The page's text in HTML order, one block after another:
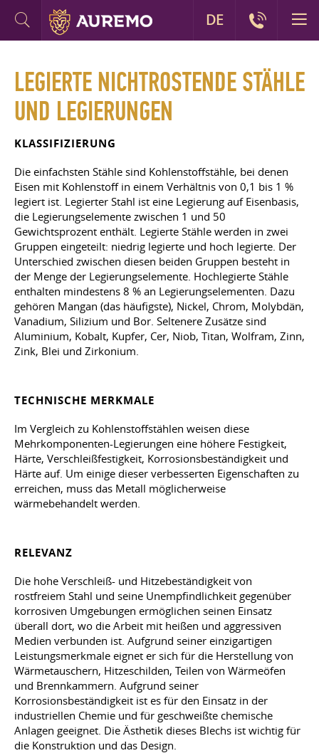
LEGIERTE NICHTROSTENDE STÄHLE
UND LEGIERUNGEN
KLASSIFIZIERUNG
Die einfachsten Stähle sind Kohlenstoffstähle, bei denen
Eisen mit Kohlenstoff in einem Verhältnis von 0,1 bis 1 %
legiert ist. Legierter Stahl ist eine Legierung auf Eisenbasis,
die Legierungselemente zwischen 1 und 50
Gewichtsprozent enthält. Legierte Stähle werden in zwei
Gruppen eingeteilt: niedrig legierte und hoch legierte. Der
Unterschied zwischen diesen beiden Gruppen besteht in
der Menge der Legierungselemente. Hochlegierte Stähle
enthalten mindestens 8 % an Legierungselementen. Dazu
gehören Mangan (das häufigste), Nickel, Chrom, Molybdän,
Vanadium, Silizium und Bor. Seltenere Zusätze sind
Aluminium, Kobalt, Kupfer, Cer, Niob, Titan, Wolfram, Zinn,
Zink, Blei und Zirkonium.
TECHNISCHE MERKMALE
Im Vergleich zu Kohlenstoffstählen weisen diese
Mehrkomponenten-Legierungen eine höhere Festigkeit,
Härte, Verschleißfestigkeit, Korrosionsbeständigkeit und
Härte auf. Um einige dieser verbesserten Eigenschaften zu
erreichen, muss das Metall möglicherweise
wärmebehandelt werden.
RELEVANZ
Die hohe Verschleiß- und Hitzebeständigkeit von
rostfreiem Stahl und seine Unempfindlichkeit gegenüber
korrosiven Umgebungen ermöglichen seinen Einsatz
überall dort, wo die Arbeit mit heißen und aggressiven
Medien verbunden ist. Aufgrund seiner einzigartigen
Leistungsmerkmale eignet er sich für die Herstellung von
Wärmetauschern, Hitzeschilden, Teilen von Wärmeöfen
und Brennkammern. Aufgrund seiner
Korrosionsbeständigkeit ist es für den Einsatz in der
industriellen Chemie und für geschweißte chemische
Anlagen geeignet. Die Ästhetik dieses Blechs ist wichtig für
die Konstruktion und das Design.
DE